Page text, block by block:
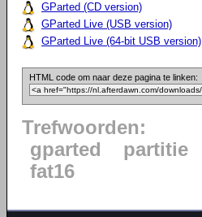
GParted (CD version)
GParted Live (USB version)
GParted Live (64-bit USB version)
HTML code om naar deze pagina te linken:
Trefwoorden:
gparted
partitie
fat16